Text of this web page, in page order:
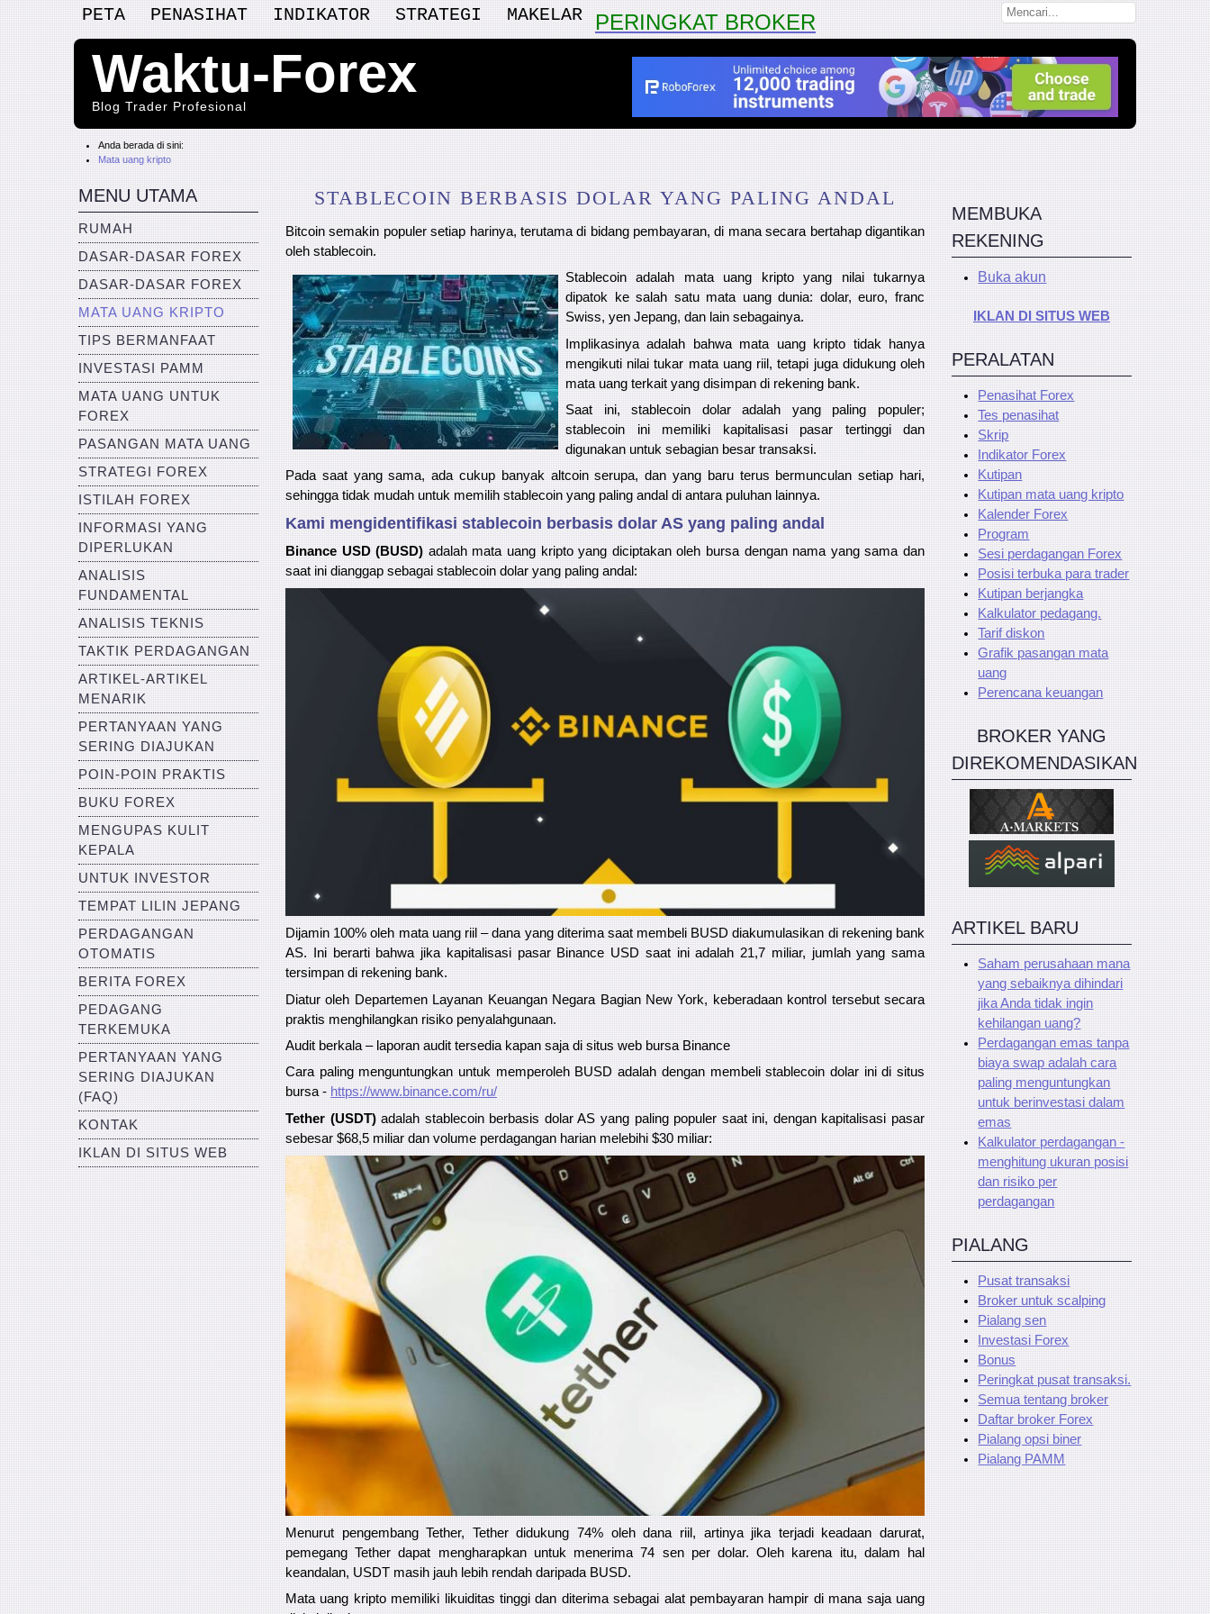
PETA PENASIHAT INDIKATOR STRATEGI MAKELAR PERINGKAT BROKER
Waktu-Forex
Blog Trader Profesional
Anda berada di sini:
Mata uang kripto
MENU UTAMA
RUMAH
DASAR-DASAR FOREX
DASAR-DASAR FOREX
MATA UANG KRIPTO
TIPS BERMANFAAT
INVESTASI PAMM
MATA UANG UNTUK
FOREX
PASANGAN MATA UANG
STRATEGI FOREX
ISTILAH FOREX
INFORMASI YANG
DIPERLUKAN
ANALISIS
FUNDAMENTAL
ANALISIS TEKNIS
TAKTIK PERDAGANGAN
ARTIKEL-ARTIKEL
MENARIK
PERTANYAAN YANG
SERING DIAJUKAN
POIN-POIN PRAKTIS
BUKU FOREX
MENGUPAS KULIT
KEPALA
UNTUK INVESTOR
TEMPAT LILIN JEPANG
PERDAGANGAN
OTOMATIS
BERITA FOREX
PEDAGANG
TERKEMUKA
PERTANYAAN YANG
SERING DIAJUKAN
(FAQ)
KONTAK
IKLAN DI SITUS WEB
STABLECOIN BERBASIS DOLAR YANG PALING ANDAL
Bitcoin semakin populer setiap harinya, terutama di bidang pembayaran, di mana secara bertahap digantikan
oleh stablecoin.
Stablecoin adalah mata uang kripto yang nilai tukarnya
dipatok ke salah satu mata uang dunia: dolar, euro, franc
Swiss, yen Jepang, dan lain sebagainya.
Implikasinya adalah bahwa mata uang kripto tidak hanya
mengikuti nilai tukar mata uang riil, tetapi juga didukung oleh
mata uang terkait yang disimpan di rekening bank.
Saat ini, stablecoin dolar adalah yang paling populer;
stablecoin ini memiliki kapitalisasi pasar tertinggi dan
digunakan untuk sebagian besar transaksi.
Pada saat yang sama, ada cukup banyak altcoin serupa, dan yang baru terus bermunculan setiap hari,
sehingga tidak mudah untuk memilih stablecoin yang paling andal di antara puluhan lainnya.
Kami mengidentifikasi stablecoin berbasis dolar AS yang paling andal
Binance USD (BUSD) adalah mata uang kripto yang diciptakan oleh bursa dengan nama yang sama dan
saat ini dianggap sebagai stablecoin dolar yang paling andal:
Dijamin 100% oleh mata uang riil – dana yang diterima saat membeli BUSD diakumulasikan di rekening bank
AS. Ini berarti bahwa jika kapitalisasi pasar Binance USD saat ini adalah 21,7 miliar, jumlah yang sama
tersimpan di rekening bank.
Diatur oleh Departemen Layanan Keuangan Negara Bagian New York, keberadaan kontrol tersebut secara
praktis menghilangkan risiko penyalahgunaan.
Audit berkala – laporan audit tersedia kapan saja di situs web bursa Binance
Cara paling menguntungkan untuk memperoleh BUSD adalah dengan membeli stablecoin dolar ini di situs
bursa - https://www.binance.com/ru/
Tether (USDT)adalah stablecoin berbasis dolar AS yang paling populer saat ini, dengan kapitalisasi pasar
sebesar $68,5 miliar dan volume perdagangan harian melebihi $30 miliar:
Menurut pengembang Tether, Tether didukung 74% oleh dana riil, artinya jika terjadi keadaan darurat,
pemegang Tether dapat mengharapkan untuk menerima 74 sen per dolar. Oleh karena itu, dalam hal
keandalan, USDT masih jauh lebih rendah daripada BUSD.
Mata uang kripto memiliki likuiditas tinggi dan diterima sebagai alat pembayaran hampir di mana saja uang
MEMBUKA
REKENING
Buka akun
IKLAN DI SITUS WEB
PERALATAN
Penasihat Forex
Tes penasihat
Skrip
Indikator Forex
Kutipan
Kutipan mata uang kripto
Kalender Forex
Program
Sesi perdagangan Forex
Posisi terbuka para trader
Kutipan berjangka
Kalkulator pedagang.
Tarif diskon
Grafik pasangan mata
uang
Perencana keuangan
BROKER YANG
DIREKOMENDASIKAN
ARTIKEL BARU
Saham perusahaan mana
yang sebaiknya dihindari
jika Anda tidak ingin
kehilangan uang?
Perdagangan emas tanpa
biaya swap adalah cara
paling menguntungkan
untuk berinvestasi dalam
emas
Kalkulator perdagangan -
menghitung ukuran posisi
dan risiko per
perdagangan
PIALANG
Pusat transaksi
Broker untuk scalping
Pialang sen
Investasi Forex
Bonus
Peringkat pusat transaksi.
Semua tentang broker
Daftar broker Forex
Pialang opsi biner
Pialang PAMM